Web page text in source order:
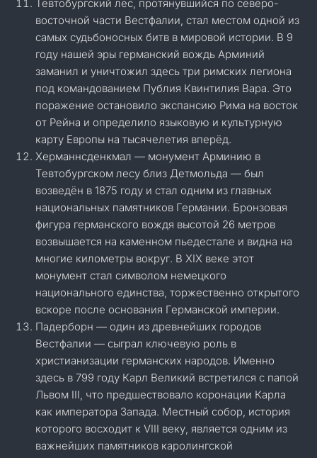
Тевтобургский лес, протянувшийся по северо-
восточной части Вестфалии, стал местом одной из
самых судьбоносных битв в мировой истории. В 9
году нашей эры германский вождь Арминий
заманил и уничтожил здесь три римских легиона
под командованием Публия Квинтилия Вара. Это
поражение остановило экспансию Рима на восток
от Рейна и определило языковую и культурную
карту Европы на тысячелетия вперёд.
Херманнсдeнкмал — монумент Арминию в
Тевтобургском лесу близ Детмольда — был
возведён в 1875 году и стал одним из главных
национальных памятников Германии. Бронзовая
фигура германского вождя высотой 26 метров
возвышается на каменном пьедестале и видна на
многие километры вокруг. В XIX веке этот
монумент стал символом немецкого
национального единства, торжественно открытого
вскоре после основания Германской империи.
Падерборн — один из древнейших городов
Вестфалии — сыграл ключевую роль в
христианизации германских народов. Именно
здесь в 799 году Карл Великий встретился с папой
Львом III, что предшествовало коронации Карла
как императора Запада. Местный собор, история
которого восходит к VIII веку, является одним из
важнейших памятников каролингской